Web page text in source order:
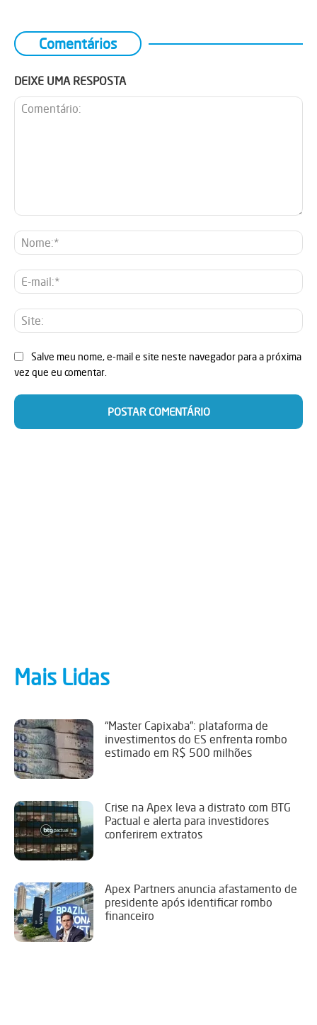
Comentários
DEIXE UMA RESPOSTA
E-
Salve meu nome, e-mail e site neste navegador para a próxima
vez que eu comentar.
Mais Lidas
“Master Capixaba”: plataforma de
investimentos do ES enfrenta rombo
estimado em R$ 500 milhões
Crise na Apex leva a distrato com BTG
Pactual e alerta para investidores
conferirem extratos
Apex Partners anuncia afastamento de
presidente após identificar rombo
financeiro